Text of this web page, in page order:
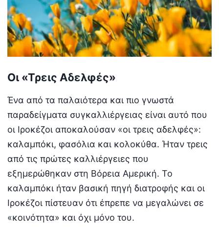
Οι «Τρεις Αδελφές»
Ένα από τα παλαιότερα και πιο γνωστά
παραδείγματα συγκαλλιέργειας είναι αυτό που
οι Ιροκέζοι αποκαλούσαν «οι τρεις αδελφές»:
καλαμπόκι, φασόλια και κολοκύθα. Ήταν τρεις
από τις πρώτες καλλιέργειες που
εξημερώθηκαν στη Βόρεια Αμερική. Το
καλαμπόκι ήταν βασική πηγή διατροφής και οι
Ιροκέζοι πίστευαν ότι έπρεπε να μεγαλώνει σε
«κοινότητα» και όχι μόνο του.